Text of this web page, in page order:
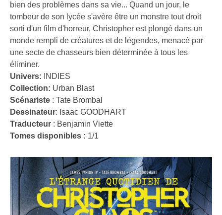
bien des problèmes dans sa vie... Quand un jour, le
tombeur de son lycée s'avère être un monstre tout droit
sorti d'un film d'horreur, Christopher est plongé dans un
monde rempli de créatures et de légendes, menacé par
une secte de chasseurs bien déterminée à tous les
éliminer.
Univers:
INDIES
Collection: Urban Blast
Scénariste : Tate Brombal
Dessinateur: Isaac GOODHART
Traducteur : Benjamin Viette
Tomes disponibles : 1/1